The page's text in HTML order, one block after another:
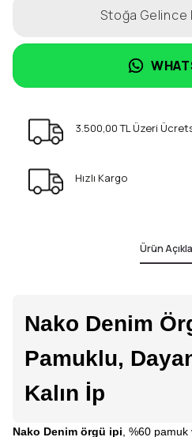
Stoğa Gelince
3.500,00 TL Üzeri
Hızlı Kargo
Ürün
Nako Denim
Pamuklu,
Kalın İp
Nako Denim örgü ipi , %60